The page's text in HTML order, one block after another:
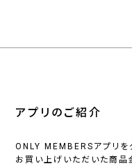
アプリのご紹介
ONLY MEMBERSアプリを
お買い上げいただいた商品